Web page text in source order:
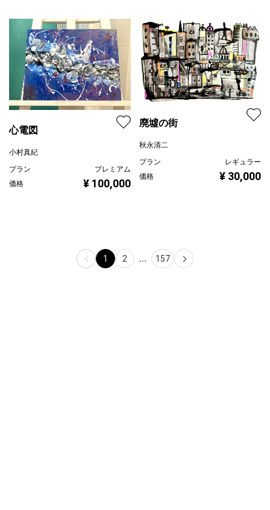
心電図
小村真紀
プラン
プレミアム
価格
¥ 100,000
廃墟の街
秋永清二
プラン
レギュラー
価格
¥ 30,000
1 2 ... 157